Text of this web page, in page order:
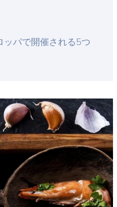
パで開催される5つ